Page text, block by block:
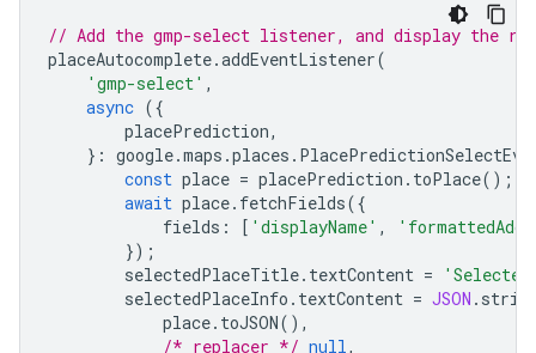
// Add the gmp-select listener, and display the
placeAutocomplete.addEventListener(
'gmp-select' ,
async ({
placePrediction,
} : google.maps .places .
const place = placePrediction . toPlace();
await place. fetchFields({
fields : [ 'displayName' ,
});
selectedPlaceTitle. textContent =
selectedPlaceInfo . textContent = JSON .
place. toJSON(),
/* replacer */ null,